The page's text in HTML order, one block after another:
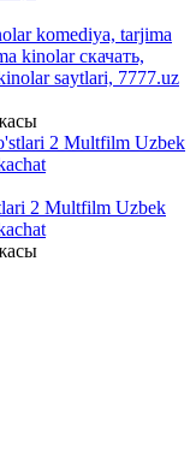
komediya, tarjima
kinolar скачать,
saytlari, 7777.uz
2 Multfilm Uzbek